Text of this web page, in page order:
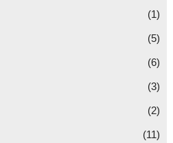
(1)
(5)
(6)
(3)
(2)
(11)